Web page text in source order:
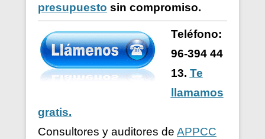
presupuesto sin compromiso.
Teléfono:
96-394 44
13. Te
llamamos
gratis.
Consultores y auditores de APPCC